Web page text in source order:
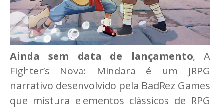
Ainda sem data de lançamento, A
Fighter’s Nova: Mindara é um JRPG
narrativo desenvolvido pela BadRez Games
que mistura elementos clássicos de RPG